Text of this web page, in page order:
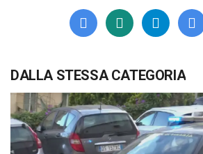
DALLA STESSA CATEGORIA